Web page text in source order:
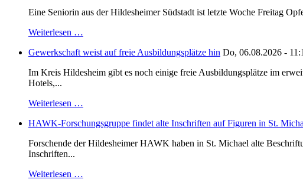
Eine Seniorin aus der Hildesheimer Südstadt ist letzte Woche Freitag
Weiterlesen …
Gewerkschaft weist auf freie Ausbildungsplätze hin Do, 06.08.2026 -
Im Kreis Hildesheim gibt es noch einige freie Ausbildungsplätze im
Hotels,...
Weiterlesen …
HAWK-Forschungsgruppe findet alte Inschriften auf Figuren in St.
Forschende der Hildesheimer HAWK haben in St. Michael alte
Inschriften...
Weiterlesen …